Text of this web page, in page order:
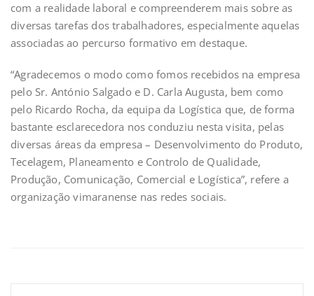
com a realidade laboral e compreenderem mais sobre as
diversas tarefas dos trabalhadores, especialmente aquelas
associadas ao percurso formativo em destaque.
“Agradecemos o modo como fomos recebidos na empresa
pelo Sr. António Salgado e D. Carla Augusta, bem como
pelo Ricardo Rocha, da equipa da Logística que, de forma
bastante esclarecedora nos conduziu nesta visita, pelas
diversas áreas da empresa – Desenvolvimento do Produto,
Tecelagem, Planeamento e Controlo de Qualidade,
Produção, Comunicação, Comercial e Logística”, refere a
organização vimaranense nas redes sociais.